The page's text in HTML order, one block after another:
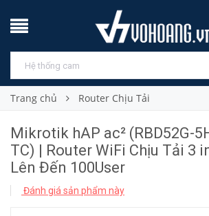
Trang chủ Router Chịu Tải
Mikrotik hAP ac² (RBD52G-
TC) | Router WiFi Chịu Tải 3
Lên Đến 100User
Đánh giá sản phẩm này